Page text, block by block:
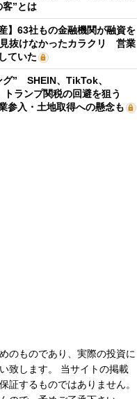
客”とは
】63社もの金融機関が融資を
抜けなかったカラクリ 営業
ていた
グ” SHEIN、TikTok、
ランプ関税の回避を狙う
参入・土地取得への懸念も
のものであり、実際の投資に
致します。 当サイトの掲載
証するものではありません。